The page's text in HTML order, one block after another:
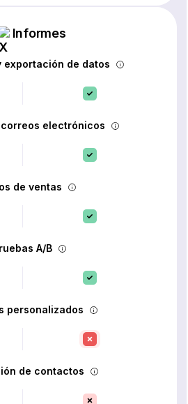
Informes
exportación de datos
electrónicos
de ventas
A/B
personalizados
de contactos